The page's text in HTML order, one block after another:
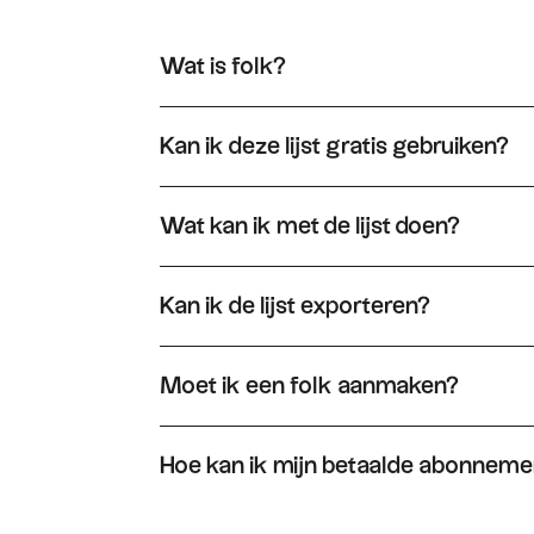
Wat is folk?
Kan ik deze lijst gratis gebruiken?
Wat kan ik met de lijst doen?
Kan ik de lijst exporteren?
Moet ik een folk aanmaken?
Hoe kan ik mijn betaalde